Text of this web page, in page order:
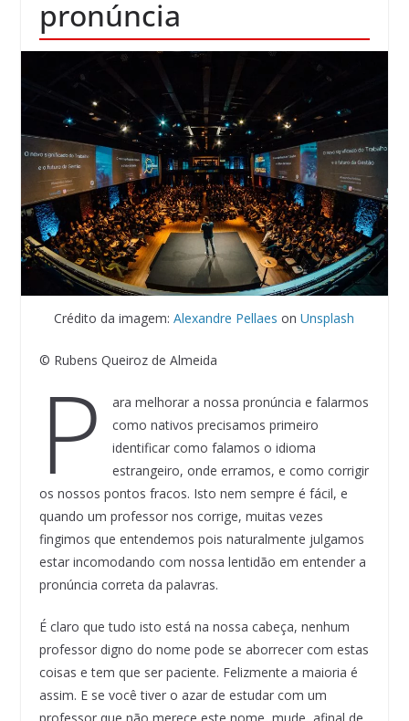
pronúncia
Crédito da imagem:Alexandre Pellaes onUnsplash
© Rubens Queiroz de Almeida
P
ara melhorar a nossa pronúncia e falarmos
como nativos precisamos primeiro
identificar como falamos o idioma
estrangeiro, onde erramos, e como corrigir
os nossos pontos fracos. Isto nem sempre é fácil, e
quando um professor nos corrige, muitas vezes
fingimos que entendemos pois naturalmente julgamos
estar incomodando com nossa lentidão em entender a
pronúncia correta da palavras.
É claro que tudo isto está na nossa cabeça, nenhum
professor digno do nome pode se aborrecer com estas
coisas e tem que ser paciente. Felizmente a maioria é
assim. E se você tiver o azar de estudar com um